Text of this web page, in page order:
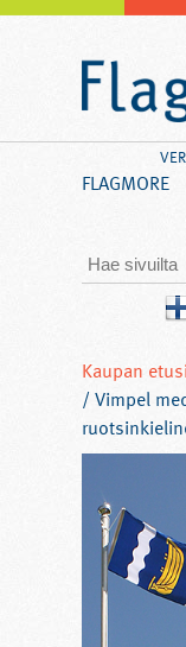
FLAGMORE
Kaupan
/ Vimpel